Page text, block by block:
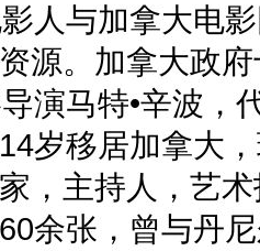
人与加拿大电
源。加拿大政
演马特•辛波，
岁移居加拿大
，主持人，艺
余张，曾与丹